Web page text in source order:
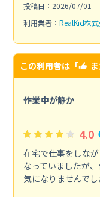
投稿日：2026/07/01
利用業者： RealKid株
この利用者は「
作業中が静か
4.0
在宅で仕事をしな
なっていましたが
気になりませんでし